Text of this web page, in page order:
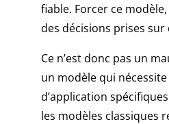
fiable. Forcer ce modèle,
des décisions prises sur
Ce n’est donc pas un
un modèle qui
d’application
les modèles classiques